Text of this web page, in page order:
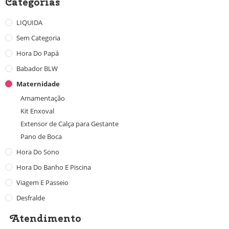
LIQUIDA
Sem Categoria
Hora Do Papá
Babador BLW
Maternidade
Amamentação
Kit Enxoval
Extensor de Calça para Gestante
Pano de Boca
Hora Do Sono
Hora Do Banho E Piscina
Viagem E Passeio
Desfralde
Atendimento